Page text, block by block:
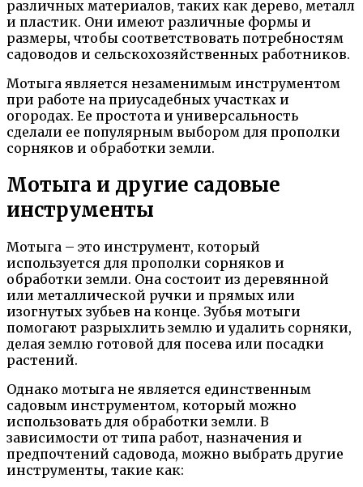
различных материалов, таких как дерево, металл
и пластик. Они имеют различные формы и
размеры, чтобы соответствовать потребностям
садоводов и сельскохозяйственных работников.
Мотыга является незаменимым инструментом
при работе на приусадебных участках и
огородах. Ее простота и универсальность
сделали ее популярным выбором для прополки
сорняков и обработки земли.
Мотыга и другие садовые
инструменты
Мотыга – это инструмент, который
используется для прополки сорняков и
обработки земли. Она состоит из деревянной
или металлической ручки и прямых или
изогнутых зубьев на конце. Зубья мотыги
помогают разрыхлить землю и удалить сорняки,
делая землю готовой для посева или посадки
растений.
Однако мотыга не является единственным
садовым инструментом, который можно
использовать для обработки земли. В
зависимости от типа работ, назначения и
предпочтений садовода, можно выбрать другие
инструменты, такие как: